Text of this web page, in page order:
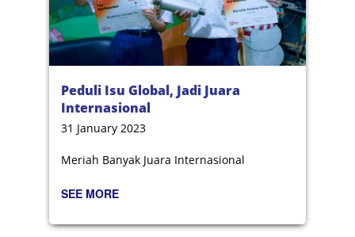
Peduli Isu Global, Jadi Juara
Internasional
31 January 2023
Meriah Banyak Juara Internasional
SEE MORE